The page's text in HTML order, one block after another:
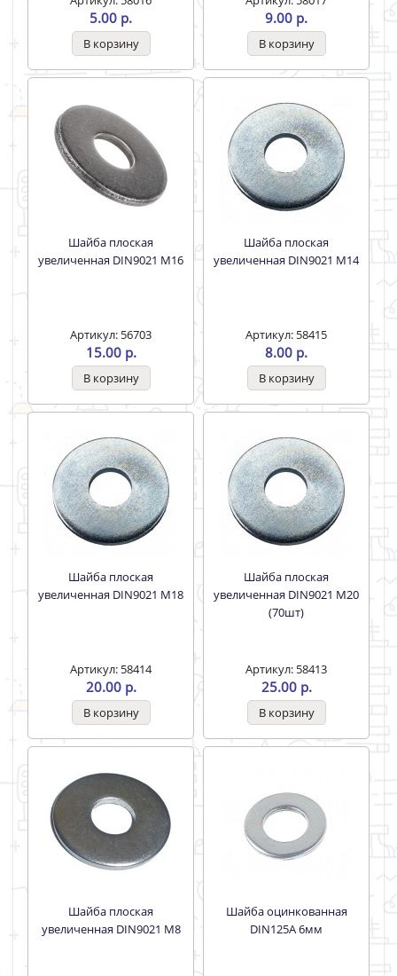
Шайба плоская
увеличенная DIN9021 M12
Tech-Krep 105265
Артикул: 58017
9.00 р.
Шайба плоская
увеличенная DIN9021 M16
Артикул: 56703
15.00 р.
Шайба плоская
увеличенная DIN9021 M14
Артикул: 58415
8.00 р.
Шайба плоская
увеличенная DIN9021 M18
Артикул: 58414
20.00 р.
увеличенная DIN9021 M20
(70шт)
Артикул: 58413
25.00 р.
Шайба плоская
увеличенная DIN9021 M8
Артикул: 56225
1.50 р.